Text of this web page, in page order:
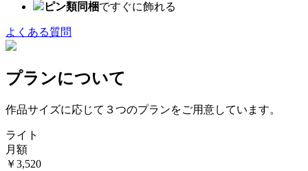
ピン類同梱ですぐに飾れる
よくある質問
プランについて
作品サイズに応じて３つのプランをご用意しています。
ライト
月額
￥3,520